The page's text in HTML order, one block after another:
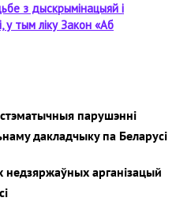
з дыскрымінацыяй і
у тым ліку Закон «Аб
парушэнні
дакладчыку па Беларусі
недзяржаўных арганізацый